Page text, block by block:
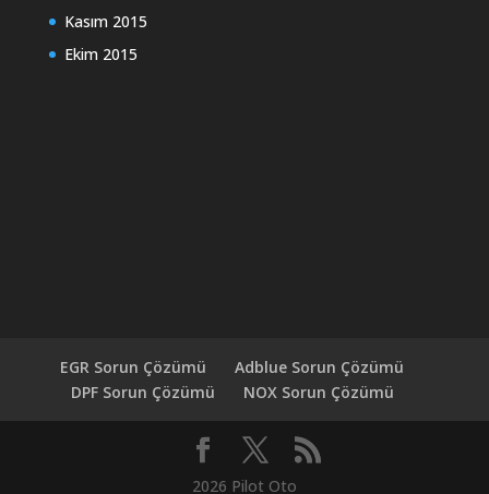
Kasım 2015
Ekim 2015
EGR Sorun Çözümü
Adblue Sorun Çözümü
DPF Sorun Çözümü
NOX Sorun Çözümü
2026 Pilot Oto